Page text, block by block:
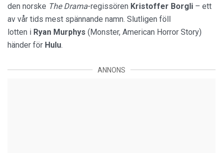
den norske The Drama-regissören Kristoffer Borgli – ett
av vår tids mest spännande namn. Slutligen föll
lotten i Ryan Murphys (Monster, American Horror Story)
händer för Hulu.
ANNONS